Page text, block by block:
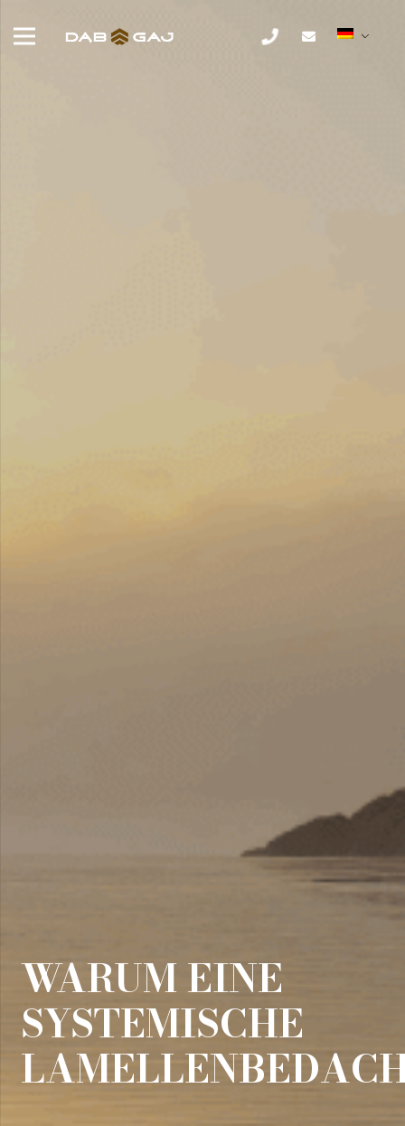
WARUM EINE
SYSTEMISCHE